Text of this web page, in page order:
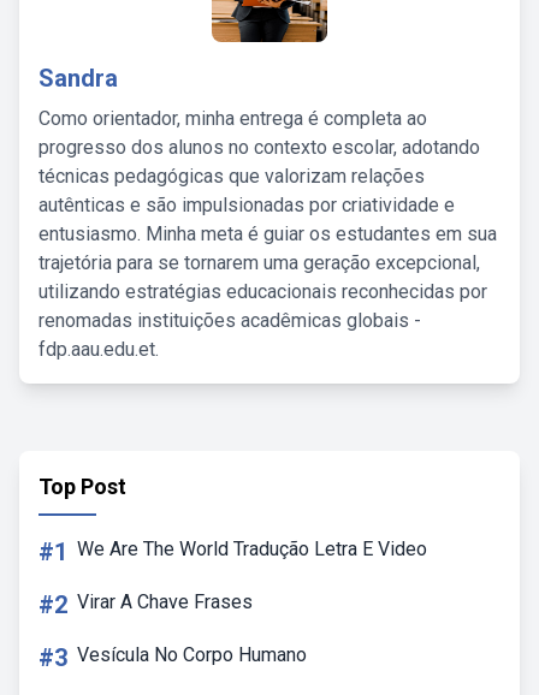
Sandra
Como orientador, minha entrega é completa ao
progresso dos alunos no contexto escolar, adotando
técnicas pedagógicas que valorizam relações
autênticas e são impulsionadas por criatividade e
entusiasmo. Minha meta é guiar os estudantes em sua
trajetória para se tornarem uma geração excepcional,
utilizando estratégias educacionais reconhecidas por
renomadas instituições acadêmicas globais -
fdp.aau.edu.et.
Top Post
#1 We Are The World Tradução Letra E Video
#2 Virar A Chave Frases
#3 Vesícula No Corpo Humano